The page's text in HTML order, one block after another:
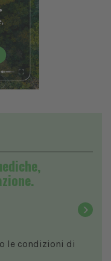
le condizioni di